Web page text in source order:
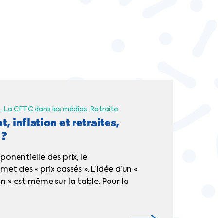
La CFTC dans les médias Retraite
inflation et retraites,
des prix, le
des « prix cassés ». L’idée d’un «
est même sur la table. Pour la